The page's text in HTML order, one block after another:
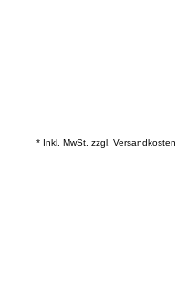
* Inkl. MwSt. zzgl. Versandkosten